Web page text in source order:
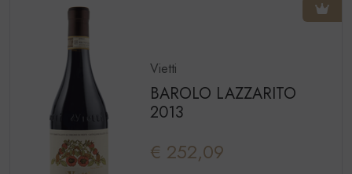
Vietti
BAROLO LAZZARITO
2013
€ 252,09